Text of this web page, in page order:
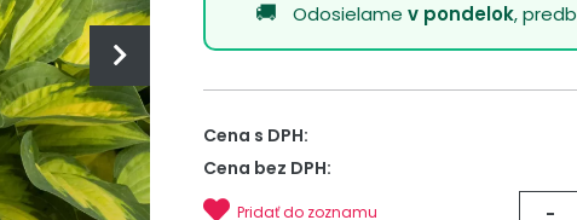
Odosielamev pondelok,
Cena s DPH:
Cena bez DPH:
-
Pridať do zoznamu